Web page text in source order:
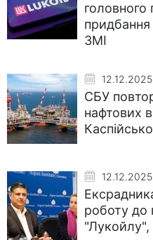
головного
придбання
ЗМІ
СБУ
нафтових
роботу до